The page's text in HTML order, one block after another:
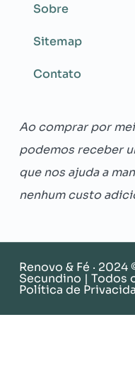
Sobre
Sitemap
Contato
Ao comprar por
podemos receber
que nos ajuda a
nenhum custo
Renovo & Fé ·
Secundino | Todos
Política de